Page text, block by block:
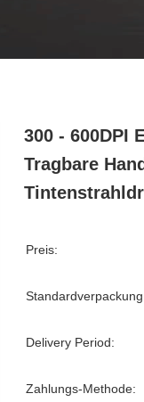
300 - 600DPI
Tragbare
Preis:
Delivery Period:
Zahlungs-Methode: